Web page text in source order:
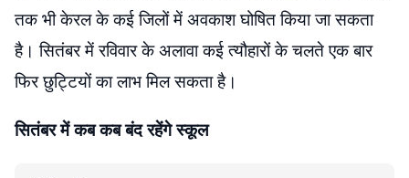
तक भी केरल के कई जिलों में अवकाश घोषित किया जा सकता
है। सितंबर में रविवार के अलावा कई त्यौहारों के चलते एक बार
फिर छुट्टियों का लाभ मिल सकता है।
सितंबर में कब कब बंद रहेंगे स्कूल